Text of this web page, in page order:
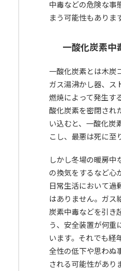
中毒などの危険な事
まう可能性もありま
一酸化炭素中
一酸化炭素とは木炭
ガス湯沸かし器、ス
燃焼によって発生す
酸化炭素を密閉され
い込むと、一酸化炭
こし、最悪は死に至
しかし冬場の暖房中
の換気をするなど心
日常生活において過
はありません。ガス
炭素中毒などを引き
う、安全装置が何重
います。それでも経
全性の低下や思わぬ
される可能性があり